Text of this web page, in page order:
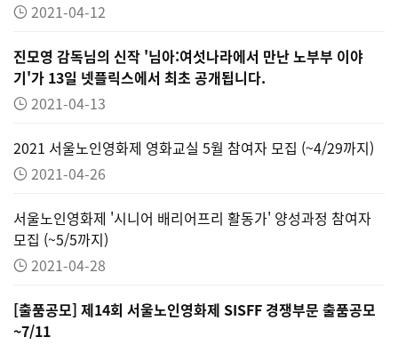
2021-04-12
진모영 감독님의 신작 '님아:여섯나라에서 만난 노부부 이야
기'가 13일 넷플릭스에서 최초 공개됩니다.
2021-04-13
2021 서울노인영화제 영화교실 5월 참여자 모집 (~4/29까지)
2021-04-26
서울노인영화제 '시니어 배리어프리 활동가' 양성과정 참여자
모집 (~5/5까지)
2021-04-28
[출품공모] 제14회 서울노인영화제 SISFF 경쟁부문 출품공모
~7/11